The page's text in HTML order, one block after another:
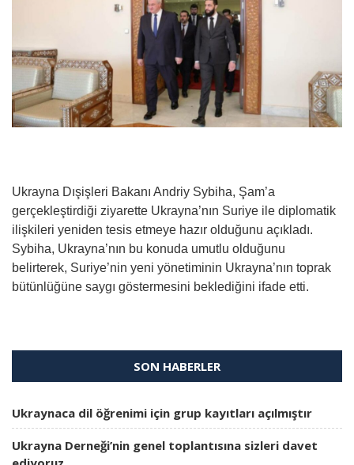
Ukrayna Dışişleri Bakanı Andriy Sybiha, Şam’a
gerçekleştirdiği ziyarette Ukrayna’nın Suriye ile diplomatik
ilişkileri yeniden tesis etmeye hazır olduğunu açıkladı.
Sybiha, Ukrayna’nın bu konuda umutlu olduğunu
belirterek, Suriye’nin yeni yönetiminin Ukrayna’nın toprak
bütünlüğüne saygı göstermesini beklediğini ifade etti.
SON HABERLER
Ukraynaca dil öğrenimi için grup kayıtları açılmıştır
Ukrayna Derneği’nin genel toplantısına sizleri davet